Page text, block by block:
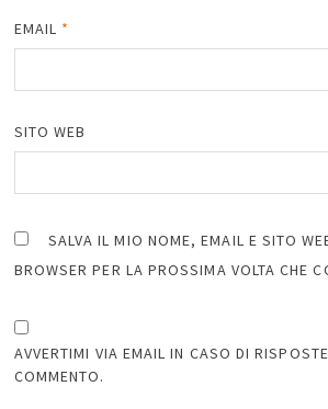
EMAIL *
SITO WEB
SALVA IL MIO NOME, EMAIL E SITO
BROWSER PER LA PROSSIMA VOLTA CHE
AVVERTIMI VIA EMAIL IN CASO DI
COMMENTO.